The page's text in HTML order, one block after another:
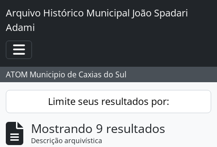
Skip to main content
Arquivo Histórico Municipal João Spadari
Adami
Toggle navigation
ATOM Municipio de Caxias do Sul
Limite seus resultados por:
Mostrando 9 resultados
Descrição arquivística